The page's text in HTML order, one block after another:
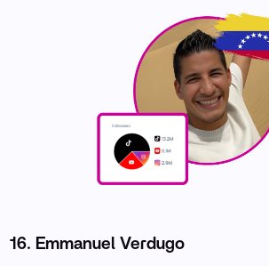
16. Emmanuel Verdugo